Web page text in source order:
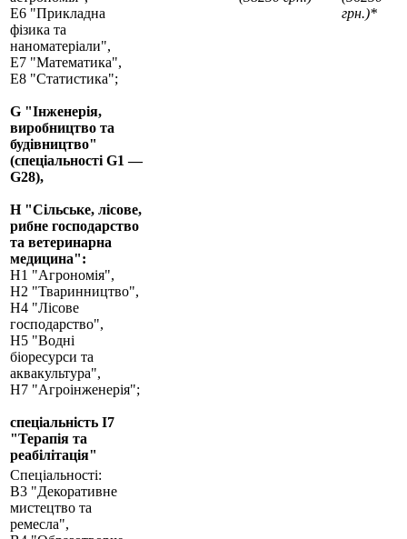
Е6 "Прикладна
фізика та
наноматеріали",
Е7 "Математика",
Е8 "Статистика";
G "Інженерія,
виробництво та
будівництво"
(спеціальності G1 —
G28),
H "Сільське, лісове,
рибне господарство
та ветеринарна
медицина":
Н1 "Агрономія",
Н2 "Тваринництво",
Н4 "Лісове
господарство",
Н5 "Водні
біоресурси та
аквакультура",
Н7 "Агроінженерія";
спеціальність I7
"Терапія та
реабілітація"
грн.)*
Спеціальності:
В3 "Декоративне
мистецтво та
ремесла",